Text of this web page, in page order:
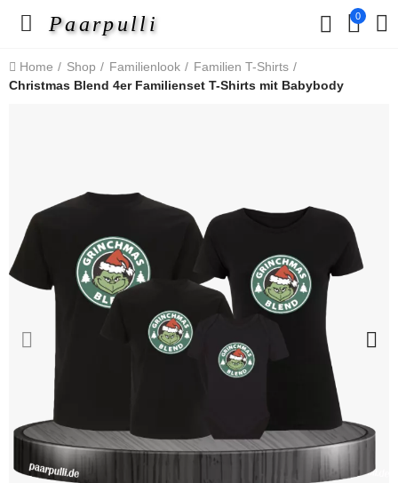
Paarpulli 0
Home Shop Familienlook
Familien T-Shirts
Christmas Blend 4er Familienset T-Shirts mit Babybody